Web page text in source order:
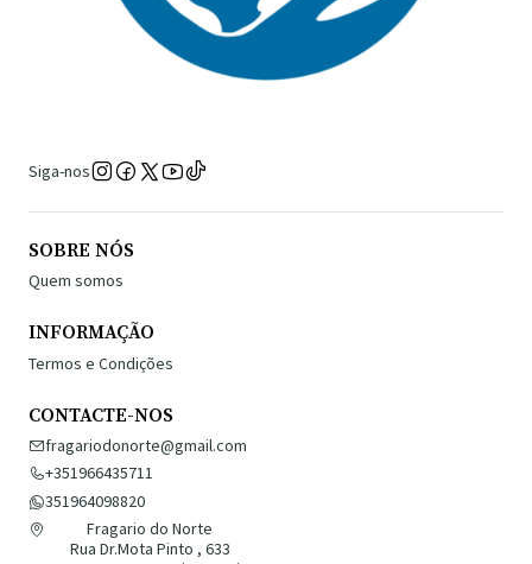
Siga-nos
SOBRE NÓS
Quem somos
INFORMAÇÃO
Termos e Condições
CONTACTE-NOS
fragariodonorte@gmail.com
+351966435711
351964098820
Fragario do Norte
Rua Dr.Mota Pinto , 633